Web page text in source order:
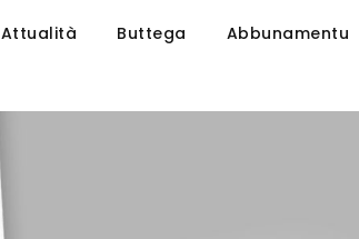
Attualità Buttega
Abbunamentu